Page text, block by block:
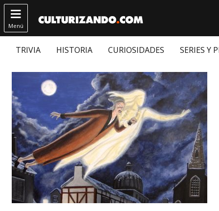

Menú
TRIVIA HISTORIA CURIOSIDADES SERIES Y